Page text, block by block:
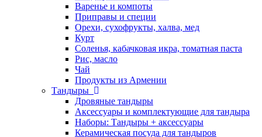
Варенье и компоты
Приправы и специи
Орехи, сухофрукты, халва, мед
Курт
Соленья, кабачковая икра, томатная паста
Рис, масло
Чай
Продукты из Армении
Тандыры
Дровяные тандыры
Аксессуары и комплектующие для тандыра
Наборы: Тандыры + аксессуары
Керамическая посуда для тандыров